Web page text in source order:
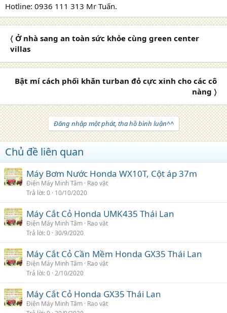
Hotline: 0936 111 313 Mr Tuấn.
〈 Ở nhà sang an toàn sức khỏe cùng green center
villas
Bật mí cách phối khăn turban đỏ cực xinh cho các cô
nàng 〉
Đăng nhập một phát, tha hồ bình luận^^
Chủ đề liên quan
Máy Bơm Nước Honda WX10T, Cột áp 37m
Điện Máy Minh Tâm Rao vặt
Trả lời 0 10/10/2020
Máy Cắt Cỏ Honda UMK435 Thái Lan
Điện Máy Minh Tâm Rao vặt
Trả lời 0 30/9/2020
Máy Cắt Cỏ Cần Mềm Honda GX35 Thái Lan
Điện Máy Minh Tâm Rao vặt
Trả lời 0 2/10/2020
Máy Cắt Cỏ Honda GX35 Thái Lan
Điện Máy Minh Tâm Rao vặt